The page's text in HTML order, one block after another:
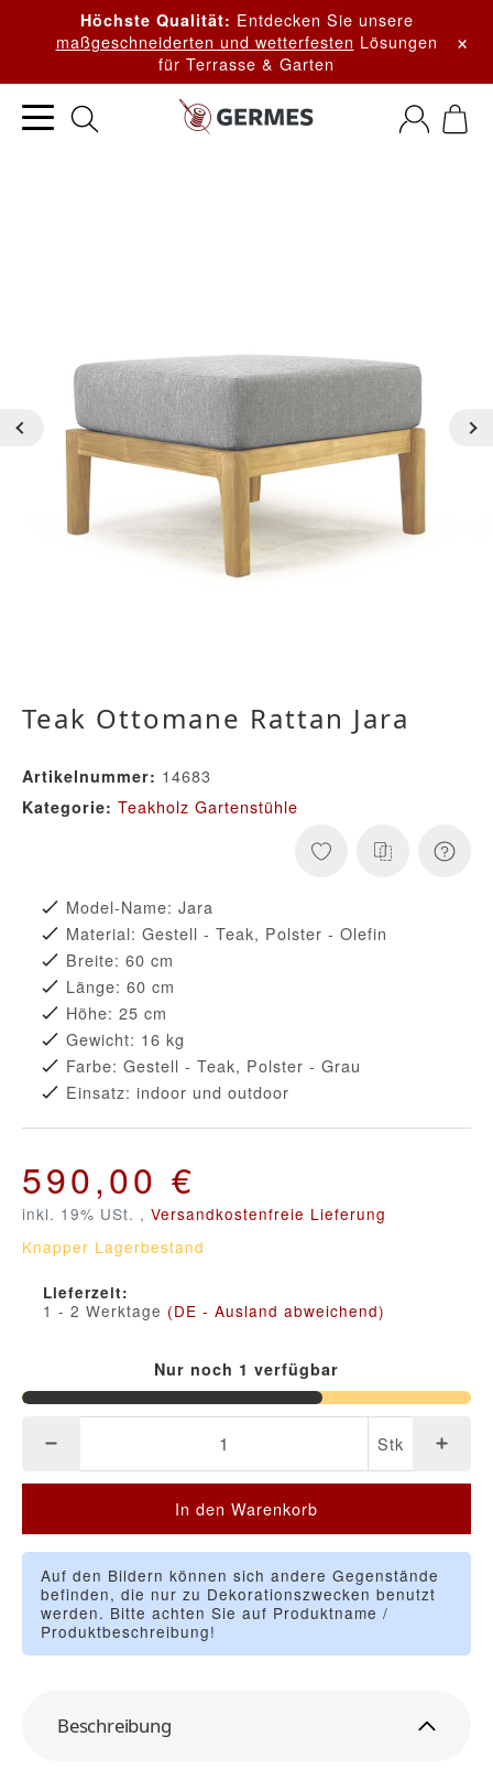
Höchste Qualität: Entdecken Sie unsere
maßgeschneiderten und wetterfesten Lösungen
für Terrasse & Garten
×
Teak Ottomane Rattan Jara
Artikelnummer: 14683
Kategorie: Teakholz Gartenstühle
Model-Name: Jara
Material: Gestell - Teak, Polster - Olefin
Breite: 60 cm
Länge: 60 cm
Höhe: 25 cm
Gewicht: 16 kg
Farbe: Gestell - Teak, Polster - Grau
Einsatz: indoor und outdoor
590,00 €
inkl. 19% USt. , Versandkostenfreie Lieferung
Knapper Lagerbestand
Lieferzeit:
1 - 2 Werktage (DE - Ausland abweichend)
Nur noch 1 verfügbar
Stk
In den Warenkorb
Auf den Bildern können sich andere Gegenstände
befinden, die nur zu Dekorationszwecken benutzt
werden. Bitte achten Sie auf Produktname /
Produktbeschreibung!
Beschreibung